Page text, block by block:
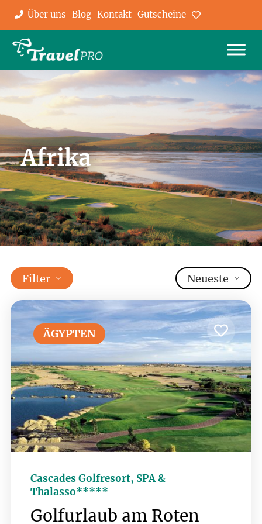
Über uns Blog Kontakt Gutscheine Favoriten
Afrika
Filter Neueste
ÄGYPTEN
Cascades Golfresort, SPA &
Thalasso*****
Golfurlaub am Roten